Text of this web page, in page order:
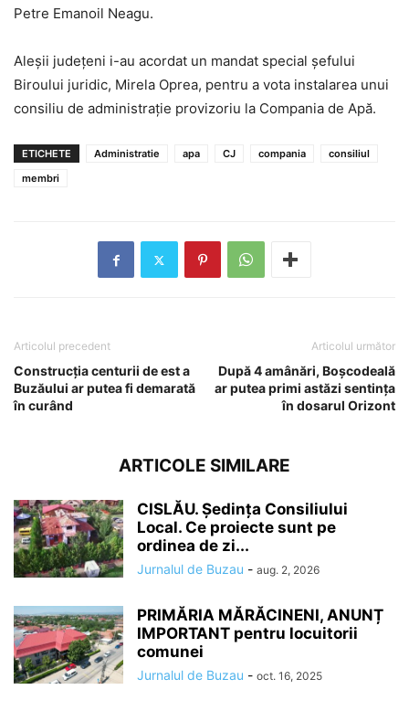
Petre Emanoil Neagu.
Aleșii județeni i-au acordat un mandat special șefului
Biroului juridic, Mirela Oprea, pentru a vota instalarea unui
consiliu de administrație provizoriu la Compania de Apă.
ETICHETE Administratie apa CJ compania
consiliul
membri
Articolul precedent
Construcţia centurii de est a
Buzăului ar putea fi demarată
în curând
Articolul următor
După 4 amânări, Boşcodeală
ar putea primi astăzi sentinţa
în dosarul Orizont
ARTICOLE SIMILARE
CISLĂU. Ședința Consiliului
Local. Ce proiecte sunt pe
ordinea de zi...
Jurnalul de Buzau - aug. 2, 2026
PRIMĂRIA MĂRĂCINENI, ANUNȚ
IMPORTANT pentru locuitorii
comunei
Jurnalul de Buzau - oct. 16, 2025